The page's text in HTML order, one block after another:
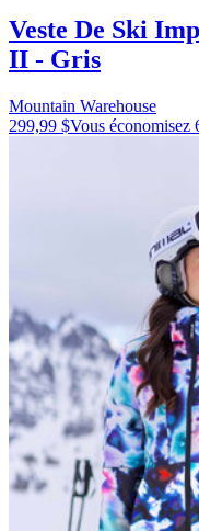
Veste De Ski
II - Gris
Mountain Warehouse
299,99 $Vous économisez